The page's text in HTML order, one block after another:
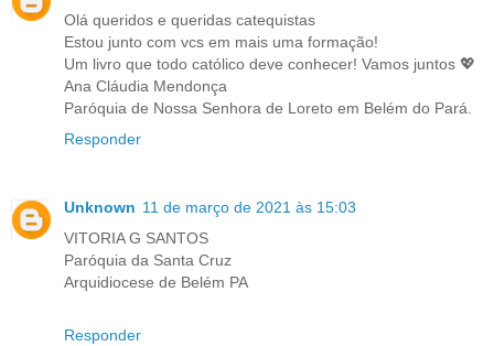
Olá queridos e queridas catequistas
Estou junto com vcs em mais uma formação!
Um livro que todo católico deve conhecer! Vamos juntos 💖
Ana Cláudia Mendonça
Paróquia de Nossa Senhora de Loreto em Belém do Pará.
Responder
Unknown 11 de março de 2021 às 15:03
VITORIA G SANTOS
Paróquia da Santa Cruz
Arquidiocese de Belém PA
Responder